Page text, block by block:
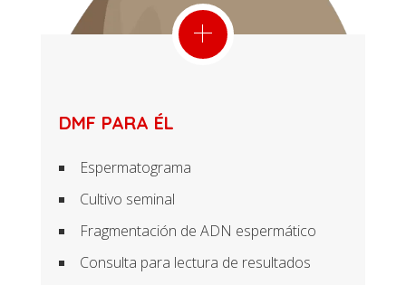
DMF PARA ÉL
Espermatograma
Cultivo seminal
Fragmentación de ADN espermático
Consulta para lectura de resultados